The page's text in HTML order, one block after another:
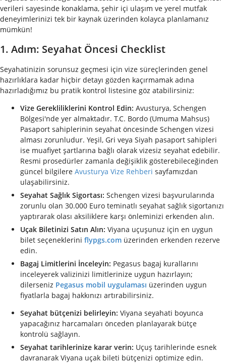
verileri sayesinde konaklama, şehir içi ulaşım ve yerel mutfak
deneyimlerinizi tek bir kaynak üzerinden kolayca planlamanız
mümkün!
1. Adım: Seyahat Öncesi Checklist
Seyahatinizin sorunsuz geçmesi için vize süreçlerinden genel
hazırlıklara kadar hiçbir detayı gözden kaçırmamak adına
hazırladığımız bu pratik kontrol listesine göz atabilirsiniz:
Vize Gerekliliklerini Kontrol Edin: Avusturya, Schengen
Bölgesi'nde yer almaktadır. T.C. Bordo (Umuma Mahsus)
Pasaport sahiplerinin seyahat öncesinde Schengen vizesi
alması zorunludur. Yeşil, Gri veya Siyah pasaport sahipleri
ise muafiyet şartlarına bağlı olarak vizesiz seyahat edebilir.
Resmi prosedürler zamanla değişiklik gösterebileceğinden
güncel bilgilere Avusturya Vize Rehberi sayfamızdan
ulaşabilirsiniz.
Seyahat Sağlık Sigortası: Schengen vizesi başvurularında
zorunlu olan 30.000 Euro teminatlı seyahat sağlık sigortanızı
yaptırarak olası aksiliklere karşı önleminizi erkenden alın.
Uçak Biletinizi Satın Alın: Viyana uçuşunuz için en uygun
bilet seçeneklerini flypgs.com üzerinden erkenden rezerve
edin.
Bagaj Limitlerini İnceleyin: Pegasus bagaj kurallarını
inceleyerek valizinizi limitlerinize uygun hazırlayın;
dilerseniz Pegasus mobil uygulaması üzerinden uygun
fiyatlarla bagaj hakkınızı artırabilirsiniz.
Seyahat bütçenizi belirleyin: Viyana seyahati boyunca
yapacağınız harcamaları önceden planlayarak bütçe
kontrolü sağlayın.
Seyahat tarihlerinize karar verin: Uçuş tarihlerinde esnek
davranarak Viyana uçak bileti bütçenizi optimize edin.